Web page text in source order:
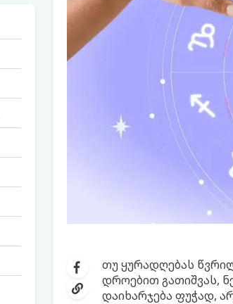
თუ ყურადღებას
დროებით გათიშვას,
დაიხარჯება ფუჭად,